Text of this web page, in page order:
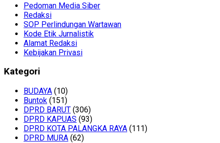
Pedoman Media Siber
Redaksi
SOP Perlindungan Wartawan
Kode Etik Jurnalistik
Alamat Redaksi
Kebijakan Privasi
Kategori
BUDAYA (10)
Buntok (151)
DPRD BARUT (306)
DPRD KAPUAS (93)
DPRD KOTA PALANGKA RAYA (111)
DPRD MURA (62)